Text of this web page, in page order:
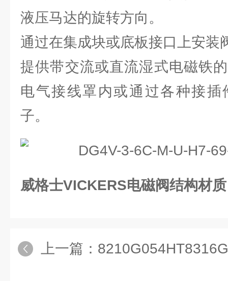
液压马达的旋转方向。
通过在集成块或底板接口上安装
提供带交流或直流湿式电磁铁
电气接线罩内或通过各种接
子。
威格士VICKERS电磁阀结构材质
上一篇： 8210G054HT8316G64美